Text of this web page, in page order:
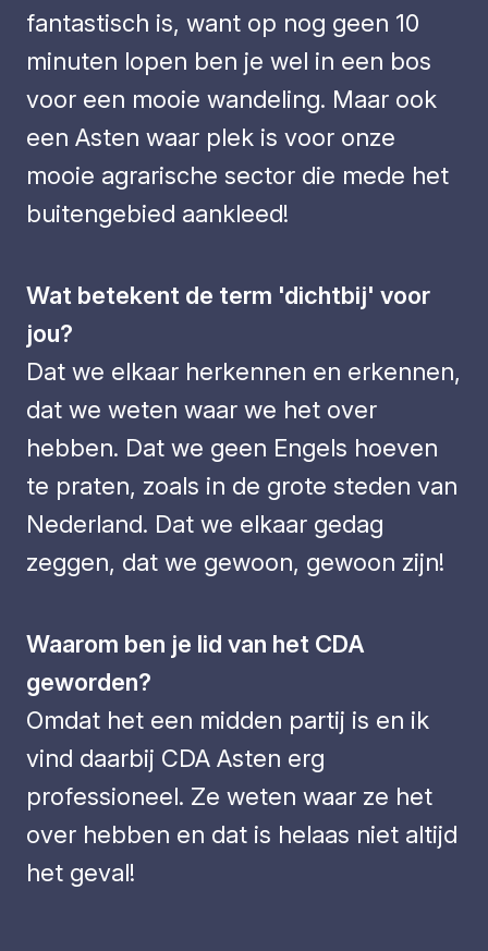
fantastisch is, want op nog geen 10
minuten lopen ben je wel in een bos
voor een mooie wandeling. Maar ook
een Asten waar plek is voor onze
mooie agrarische sector die mede het
buitengebied aankleed!
Wat betekent de term 'dichtbij' voor
jou?
Dat we elkaar herkennen en erkennen,
dat we weten waar we het over
hebben. Dat we geen Engels hoeven
te praten, zoals in de grote steden van
Nederland. Dat we elkaar gedag
zeggen, dat we gewoon, gewoon zijn!
Waarom ben je lid van het CDA
geworden?
Omdat het een midden partij is en ik
vind daarbij CDA Asten erg
professioneel. Ze weten waar ze het
over hebben en dat is helaas niet altijd
het geval!